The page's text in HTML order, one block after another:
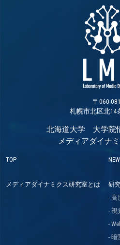
〒060-
札幌市北区北14
北海道大学 大学院
メディアダイナ
TOP
メディアダイナミクス研究室とは
研
高
視
暗